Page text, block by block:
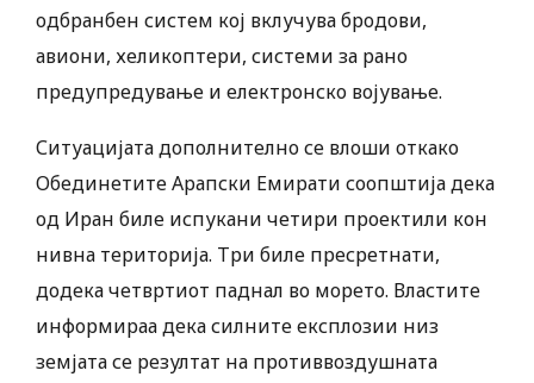
одбранбен систем кој вклучува бродови,
авиони, хеликоптери, системи за рано
предупредување и електронско војување.
Ситуацијата дополнително се влоши откако
Обединетите Арапски Емирати соопштија дека
од Иран биле испукани четири проектили кон
нивна територија. Три биле пресретнати,
додека четвртиот паднал во морето. Властите
информираа дека силните експлозии низ
земјата се резултат на противвоздушната